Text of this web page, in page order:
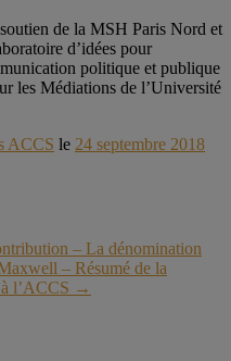
de la MSH Paris Nord et
d’idées pour
politique et publique
les Médiations de l’Université
ACCS le 24 septembre 2018
– La dénomination
– Résumé de la
l’ACCS →